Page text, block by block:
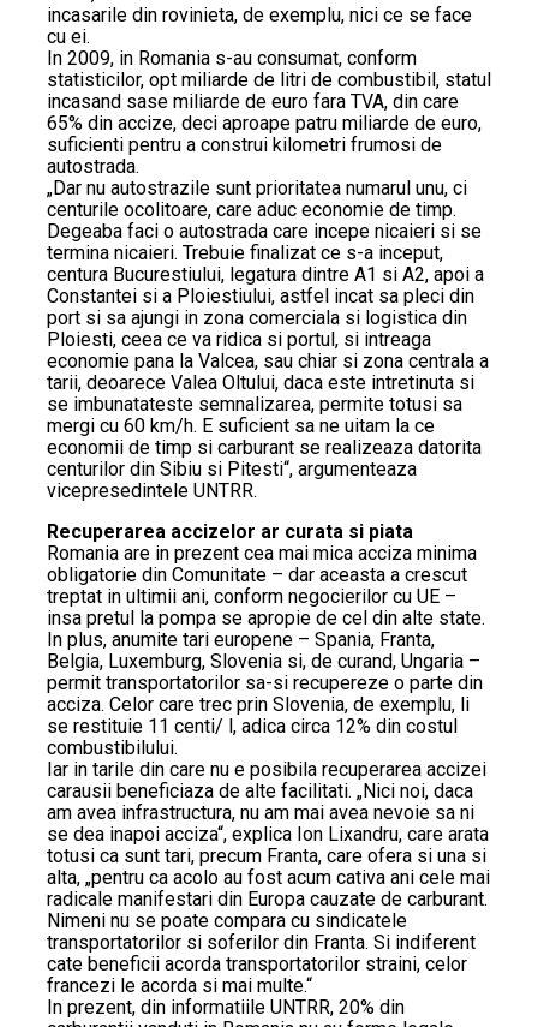
incasarile din rovinieta, de exemplu, nici ce se face
cu ei.
In 2009, in Romania s-au consumat, conform
statisticilor, opt miliarde de litri de combustibil, statul
incasand sase miliarde de euro fara TVA, din care
65% din accize, deci aproape patru miliarde de euro,
suficienti pentru a construi kilometri frumosi de
autostrada.
„Dar nu autostrazile sunt prioritatea numarul unu, ci
centurile ocolitoare, care aduc economie de timp.
Degeaba faci o autostrada care incepe nicaieri si se
termina nicaieri. Trebuie finalizat ce s-a inceput,
centura Bucurestiului, legatura dintre A1 si A2, apoi a
Constantei si a Ploiestiului, astfel incat sa pleci din
port si sa ajungi in zona comerciala si logistica din
Ploiesti, ceea ce va ridica si portul, si intreaga
economie pana la Valcea, sau chiar si zona centrala a
tarii, deoarece Valea Oltului, daca este intretinuta si
se imbunatateste semnalizarea, permite totusi sa
mergi cu 60 km/h. E suficient sa ne uitam la ce
economii de timp si carburant se realizeaza datorita
centurilor din Sibiu si Pitesti“, argumenteaza
vicepresedintele UNTRR.
Recuperarea accizelor ar curata si piata
Romania are in prezent cea mai mica acciza minima
obligatorie din Comunitate – dar aceasta a crescut
treptat in ultimii ani, conform negocierilor cu UE –
insa pretul la pompa se apropie de cel din alte state.
In plus, anumite tari europene – Spania, Franta,
Belgia, Luxemburg, Slovenia si, de curand, Ungaria –
permit transportatorilor sa-si recupereze o parte din
acciza. Celor care trec prin Slovenia, de exemplu, li
se restituie 11 centi/ l, adica circa 12% din costul
combustibilului.
Iar in tarile din care nu e posibila recuperarea accizei
carausii beneficiaza de alte facilitati. „Nici noi, daca
am avea infrastructura, nu am mai avea nevoie sa ni
se dea inapoi acciza“, explica Ion Lixandru, care arata
totusi ca sunt tari, precum Franta, care ofera si una si
alta, „pentru ca acolo au fost acum cativa ani cele mai
radicale manifestari din Europa cauzate de carburant.
Nimeni nu se poate compara cu sindicatele
transportatorilor si soferilor din Franta. Si indiferent
cate beneficii acorda transportatorilor straini, celor
francezi le acorda si mai multe.“
In prezent, din informatiile UNTRR, 20% din